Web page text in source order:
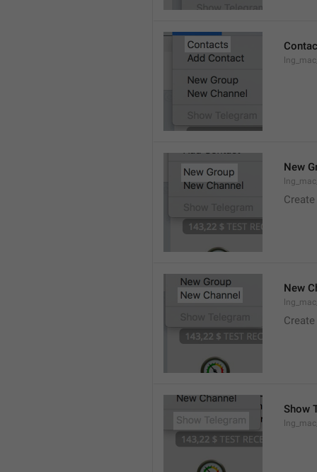
New
New
Show